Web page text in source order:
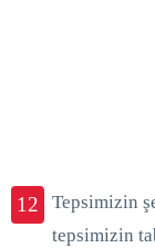
12
Tepsimizin
tepsimizin